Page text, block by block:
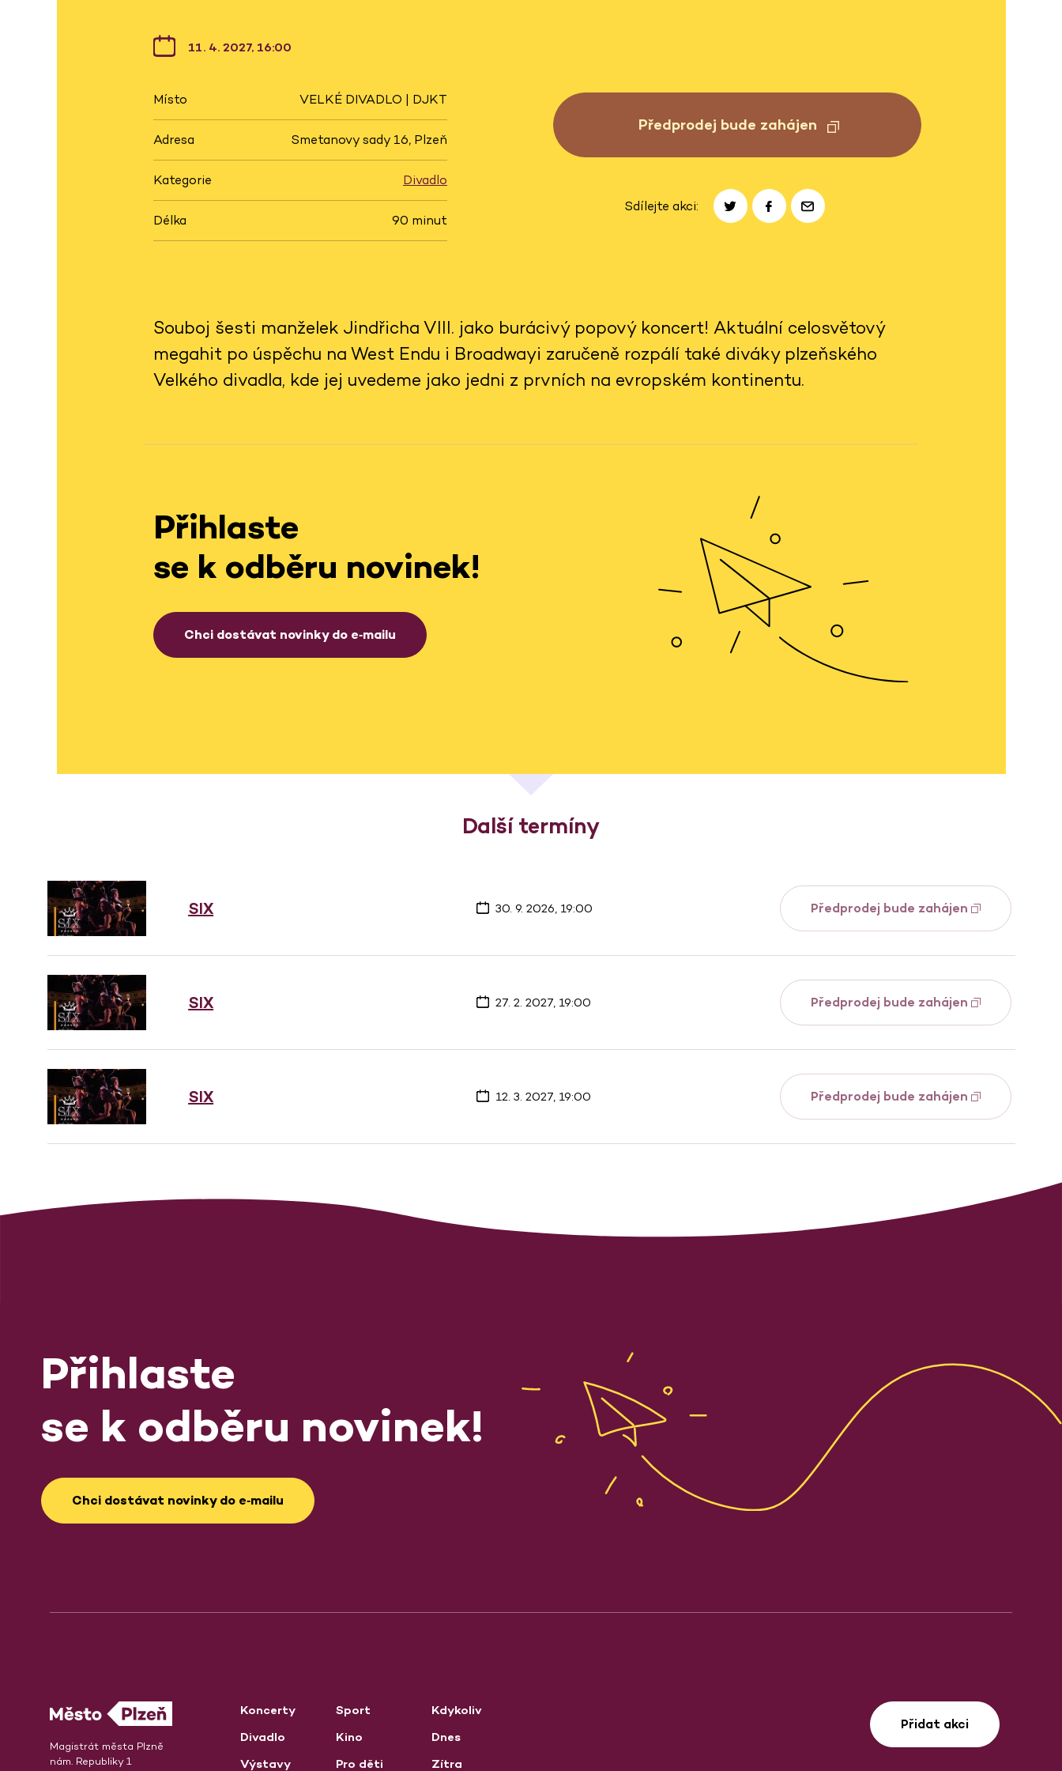
11. 4. 2027, 16:00
Místo VELKÉ DIVADLO | DJKT
Adresa Smetanovy sady 16, Plzeň
Kategorie Divadlo
Délka 90 minut
Předprodej bude zahájen
Sdílejte akci:
Souboj šesti manželek Jindřicha VIII. jako burácivý popový koncert! Aktuální celosvětový
megahit po úspěchu na West Endu i Broadwayi zaručeně rozpálí také diváky plzeňského
Velkého divadla, kde jej uvedeme jako jedni z prvních na evropském kontinentu.
Přihlaste
se k odběru novinek!
Chci dostávat novinky do e‑mailu
Další termíny
SIX 30. 9. 2026, 19:00 Předprodej bude zahájen
SIX 27. 2. 2027, 19:00 Předprodej bude zahájen
SIX 12. 3. 2027, 19:00 Předprodej bude zahájen
Přihlaste
se k odběru novinek!
Chci dostávat novinky do e‑mailu
Magistrát města Plzně
nám. Republiky 1
Koncerty
Divadlo
Výstavy
Sport
Kino
Pro děti
Kdykoliv
Dnes
Zítra
Přidat akci